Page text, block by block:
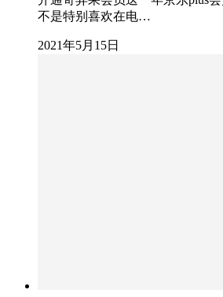
不是特别喜欢在电…
2021年5月15日